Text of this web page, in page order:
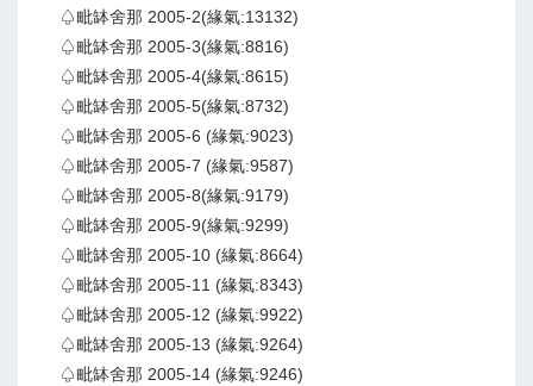
♤毗缽舍那 2005-2(緣氣:13132)
♤毗缽舍那 2005-3(緣氣:8816)
♤毗缽舍那 2005-4(緣氣:8615)
♤毗缽舍那 2005-5(緣氣:8732)
♤毗缽舍那 2005-6 (緣氣:9023)
♤毗缽舍那 2005-7 (緣氣:9587)
♤毗缽舍那 2005-8(緣氣:9179)
♤毗缽舍那 2005-9(緣氣:9299)
♤毗缽舍那 2005-10 (緣氣:8664)
♤毗缽舍那 2005-11 (緣氣:8343)
♤毗缽舍那 2005-12 (緣氣:9922)
♤毗缽舍那 2005-13 (緣氣:9264)
♤毗缽舍那 2005-14 (緣氣:9246)